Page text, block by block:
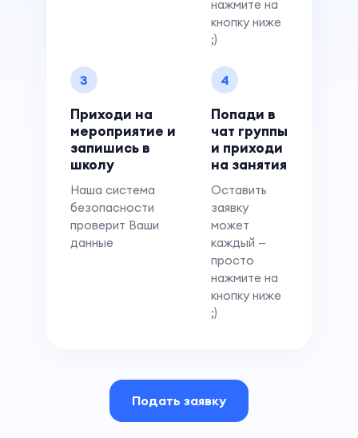
нажмите на
кнопку ниже
;)
3
Приходи на
мероприятие и
запишись в
школу
Наша система
безопасности
проверит Ваши
данные
4
Попади в
чат группы
и приходи
на занятия
Оставить
заявку
может
каждый —
просто
нажмите на
кнопку ниже
;)
Подать заявку